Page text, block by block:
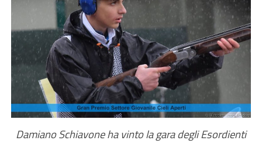
Damiano Schiavone ha vinto la gara degli Esordienti